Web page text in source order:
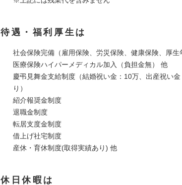
待遇・福利厚生は
社会保険完備（雇用保険、労災保険、健康保険、厚生
医療保険ハイパーメディカル加入（負担金無） 他
慶弔見舞金支給制度（結婚祝い金：10万、出産祝い
り）
紹介報奨金制度
退職金制度
転居支度金制度
借上げ社宅制度
産休・育休制度(取得実績あり) 他
休日休暇は